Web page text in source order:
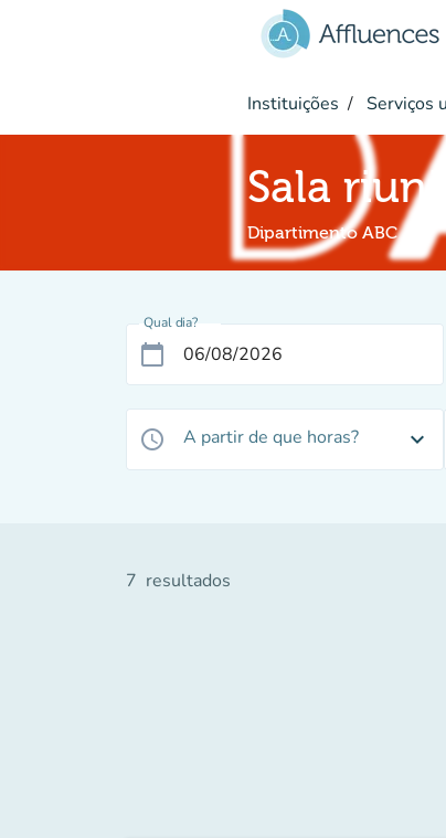
Instituições Serviços
Sala
Dipartimento ABC
Qual dia?
calendar_today
access_time A partir de que horas? expand_more
7 resultados